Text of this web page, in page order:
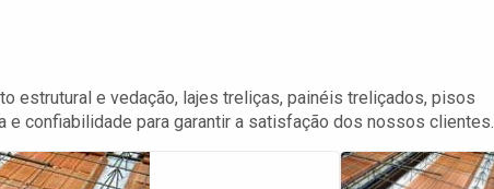
estrutural e vedação, lajes treliças, painéis treliçados, pisos
e confiabilidade para garantir a satisfação dos nossos clientes.